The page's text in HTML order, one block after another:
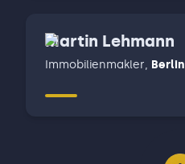
Martin Lehmann
Immobilienmakler, Berlin